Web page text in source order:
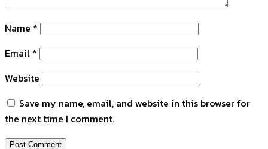
Name *
Email *
Website
Save my name, email, and website in this browser for
the next time I comment.